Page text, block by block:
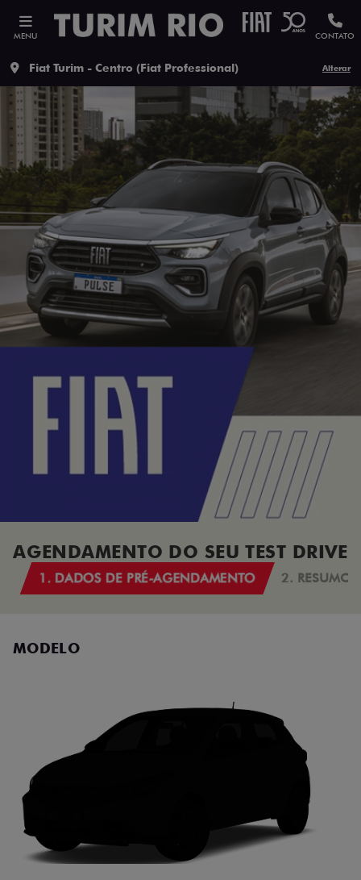
MENU CONTATO
Fiat Turim - Centro (Fiat Professional) Alterar
AGENDAMENTO DO SEU TEST DRIVE
1. DADOS DE PRÉ-AGENDAMENTO 2. RESUMO
MODELO